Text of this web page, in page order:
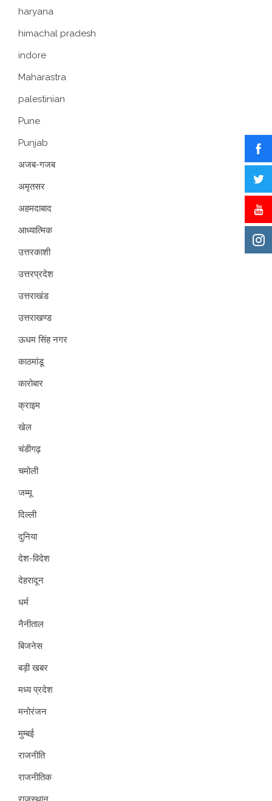
haryana
himachal pradesh
indore
Maharastra
palestinian
Pune
Punjab
अजब-गजब
अमृतसर
अहमदाबाद
आध्यात्मिक
उत्तरकाशी
उत्तरप्रदेश
उत्तराखंड
उत्तराखण्ड
ऊधम सिंह नगर
काठमांडू
कारोबार
क्राइम
खेल
चंडीगढ़
चमोली
जम्मू
दिल्ली
दुनिया
देश-विदेश
देहरादून
धर्म
नैनीताल
बिजनेस
बड़ी खबर
मध्य प्रदेश
मनोरंजन
मुम्बई
राजनीति
राजनीतिक